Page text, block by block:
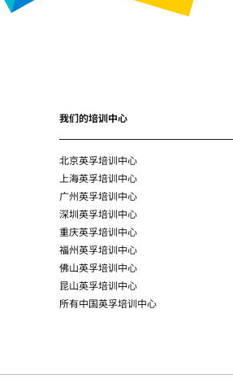
我们的培训中心
北京英孚培训中心
上海英孚培训中心
广州英孚培训中心
深圳英孚培训中心
重庆英孚培训中心
福州英孚培训中心
佛山英孚培训中心
昆山英孚培训中心
所有中国英孚培训中心